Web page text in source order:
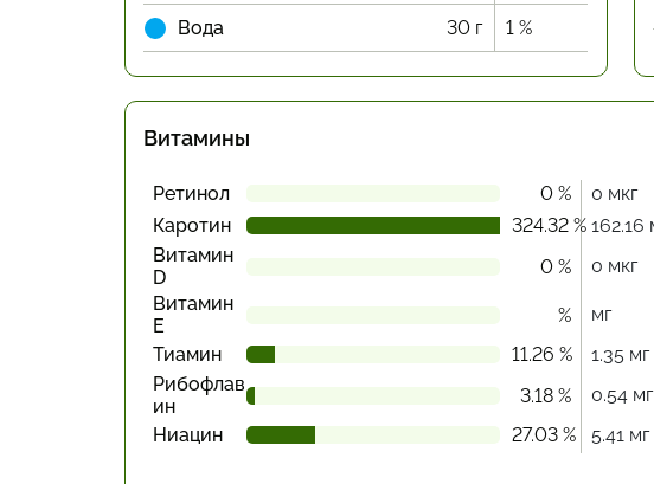
Вода 30 г 1 %
Витамины
Ретинол 0 %
0 мкг
Каротин
324.32 % 162.16
Витамин
D
0 %
0 мкг
Витамин
Е
%
мг
Тиамин
11.26 %
1.35 мг
Рибофлав
ин
3.18 %
0.54 мг
Ниацин
27.03 % 5.41 мг